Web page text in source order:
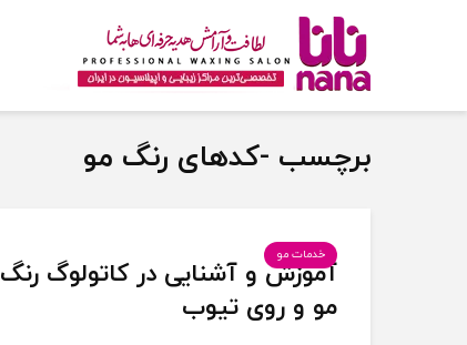
برچسب -کدهای رنگ مو
خدمات مو
آموزش و آشنایی در کاتولوگ رنگ
مو و روی تیوب